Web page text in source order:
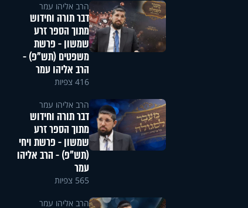
הרב אליהו עמר
דבר תורה וחידוש
מתוך הספר זרע
שמשון - פרשת
משפטים (תש"פ) -
הרב אליהו עמר
416 צפיות
הרב אליהו עמר
דבר תורה וחידוש
מתוך הספר זרע
שמשון - פרשת ויחי
(תש"פ) - הרב אליהו
עמר
565 צפיות
הרב אליהו עמר